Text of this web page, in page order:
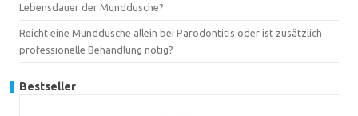
Lebensdauer der Munddusche?
Reicht eine Munddusche allein bei Parodontitis oder ist zusätzlich
professionelle Behandlung nötig?
Bestseller